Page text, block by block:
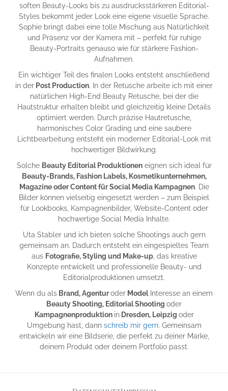
soften Beauty-Looks bis zu ausdrucksstärkeren Editorial-
Styles bekommt jeder Look eine eigene visuelle Sprache.
Sophie bringt dabei eine tolle Mischung aus Natürlichkeit
und Präsenz vor der Kamera mit – perfekt für ruhige
Beauty-Portraits genauso wie für stärkere Fashion-
Aufnahmen.
Ein wichtiger Teil des finalen Looks entsteht anschließend
in der Post Production. In der Retusche arbeite ich mit einer
natürlichen High-End Beauty Retusche, bei der die
Hautstruktur erhalten bleibt und gleichzeitig kleine Details
optimiert werden. Durch präzise Hautretusche,
harmonisches Color Grading und eine saubere
Lichtbearbeitung entsteht ein moderner Editorial-Look mit
hochwertiger Bildwirkung.
Solche Beauty Editorial Produktioneneignen sich ideal für
Beauty-Brands, Fashion Labels, Kosmetikunternehmen,
Magazine oder Content für Social Media Kampagnen. Die
Bilder können vielseitig eingesetzt werden – zum Beispiel
für Lookbooks, Kampagnenbilder, Website-Content oder
hochwertige Social Media Inhalte.
Uta Stabler und ich bieten solche Shootings auch gern
gemeinsam an. Dadurch entsteht ein eingespieltes Team
aus Fotografie, Styling und Make-up, das kreative
Konzepte entwickelt und professionelle Beauty- und
Editorialproduktionen umsetzt.
Wenn du als Brand, Agenturoder ModelInteresse an einem
Beauty Shooting, Editorial Shooting oder
Kampagnenproduktion inDresden, Leipzig oder
Umgebung hast, dann schreib mir gern. Gemeinsam
entwickeln wir eine Bildserie, die perfekt zu deiner Marke,
deinem Produkt oder deinem Portfolio passt.